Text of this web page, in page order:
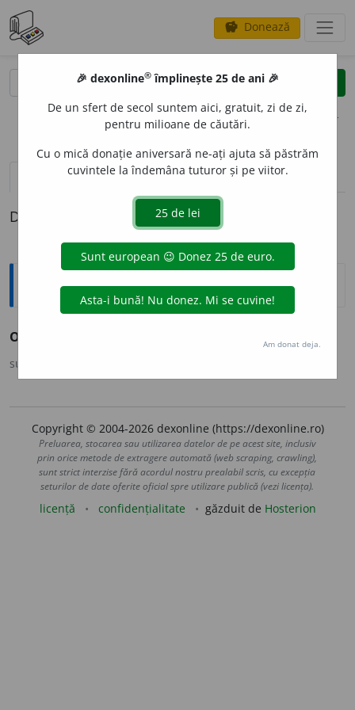
savings Donează
clear
opțiuni
definiții (1) pronunțievolume_up (7)
Definiția cu ID-ul 197561:
Sinonime
OFT
sursa:
Copyright © 2004-2026 dexonline (https://dexonline.ro)
Preluarea, stocarea sau utilizarea datelor de pe acest site, inclusiv
prin orice metode de extragere automată (web scraping, crawling),
sunt strict interzise fără acordul nostru prealabil scris, cu excepția
seturilor de date oferite oficial spre utilizare publică (vezi licența).
licență confidențialitate găzduit de Hosterion
🎉 dexonline® împlinește 25 de ani 🎉
De un sfert de secol suntem aici, gratuit, zi de zi,
pentru milioane de căutări.
Cu o mică donație aniversară ne-ați ajuta să păstrăm
cuvintele la îndemâna tuturor și pe viitor.
Am donat deja.